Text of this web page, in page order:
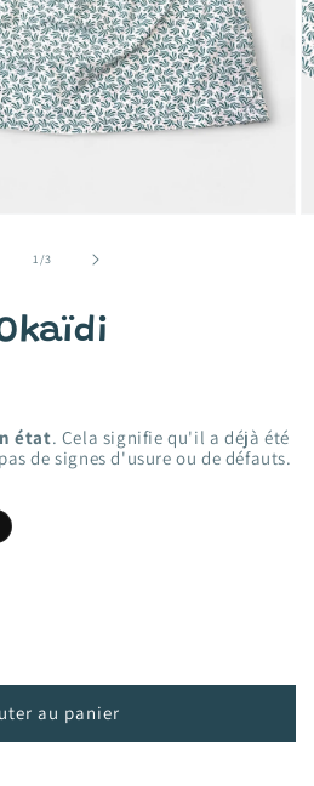
1/de
3
état. Cela signifie qu'il a déjà été
de signes d'usure ou de défauts.
au panier